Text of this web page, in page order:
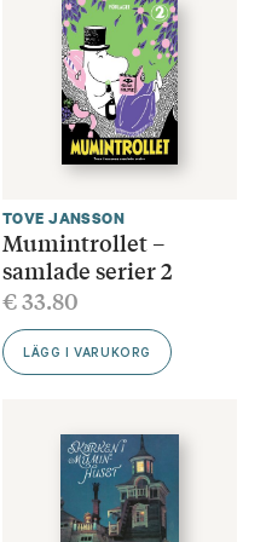
TOVE JANSSON
Mumintrollet –
samlade serier 2
€33.80
LÄGG I VARUKORG